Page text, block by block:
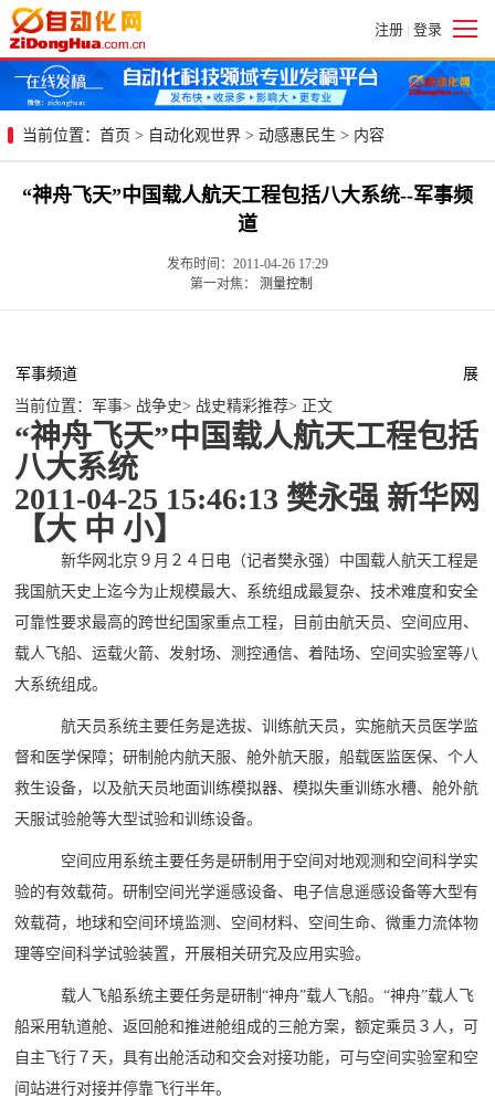
注册 | 登录
当前位置： 首页 > 自动化观世界 > 动感惠民生 > 内容
“神舟飞天”中国载人航天工程包括八大系统--军事频
道
发布时间：2011-04-26 17:29
第一对焦： 测量控制
军事频道
展
当前位置：军事> 战争史> 战史精彩推荐> 正文
“神舟飞天”中国载人航天工程包括
八大系统
2011-04-25 15:46:13 樊永强 新华网
【大 中 小】
新华网北京９月２４日电（记者樊永强）中国载人航天工程是
我国航天史上迄今为止规模最大、系统组成最复杂、技术难度和安全
可靠性要求最高的跨世纪国家重点工程，目前由航天员、空间应用、
载人飞船、运载火箭、发射场、测控通信、着陆场、空间实验室等八
大系统组成。
航天员系统主要任务是选拔、训练航天员，实施航天员医学监
督和医学保障；研制舱内航天服、舱外航天服，船载医监医保、个人
救生设备，以及航天员地面训练模拟器、模拟失重训练水槽、舱外航
天服试验舱等大型试验和训练设备。
空间应用系统主要任务是研制用于空间对地观测和空间科学实
验的有效载荷。研制空间光学遥感设备、电子信息遥感设备等大型有
效载荷，地球和空间环境监测、空间材料、空间生命、微重力流体物
理等空间科学试验装置，开展相关研究及应用实验。
载人飞船系统主要任务是研制“神舟”载人飞船。“神舟”载人飞
船采用轨道舱、返回舱和推进舱组成的三舱方案，额定乘员３人，可
自主飞行７天，具有出舱活动和交会对接功能，可与空间实验室和空
间站进行对接并停靠飞行半年。